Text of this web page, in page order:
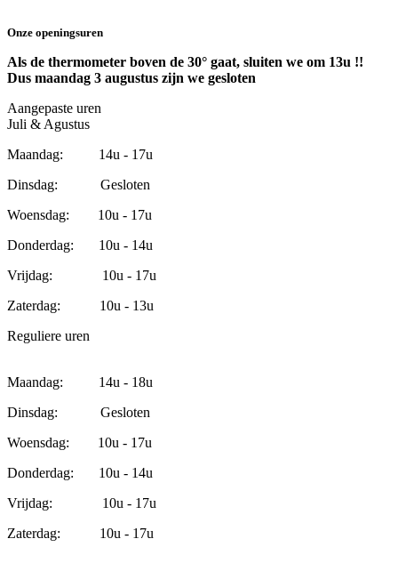
Onze openingsuren
Als de thermometer boven de 30° gaat, sluiten we om 13u !!
Dus maandag 3 augustus zijn we gesloten
Aangepaste uren
Juli & Agustus
Maandag: 14u - 17u
Dinsdag: Gesloten
Woensdag: 10u - 17u
Donderdag: 10u - 14u
Vrijdag: 10u - 17u
Zaterdag: 10u - 13u
Reguliere uren
Maandag: 14u - 18u
Dinsdag: Gesloten
Woensdag: 10u - 17u
Donderdag: 10u - 14u
Vrijdag: 10u - 17u
Zaterdag: 10u - 17u